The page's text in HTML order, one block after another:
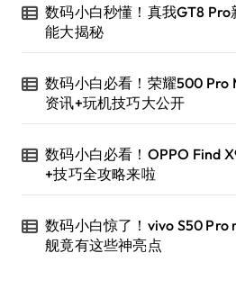
数码小白秒懂！真我GT8 Pro
能大揭秘
数码小白必看！荣耀500 Pro
资讯+玩机技巧大公开
数码小白必看！OPPO Find
+技巧全攻略来啦
数码小白惊了！vivo S50 Pro
舰竟有这些神亮点